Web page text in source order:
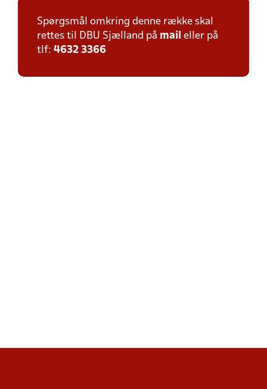
Spørgsmål omkring denne række skal
rettes til DBU Sjælland på mail eller på
tlf: 4632 3366